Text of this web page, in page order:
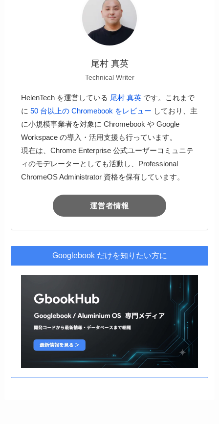
尾村 真英
Technical Writer
HelenTech を運営している 尾村 真英です。これまで
に 50 台以上の Chromebook をレビュー しており、主
に小規模事業者を対象に Chromebook や Google
Workspace の導入・活用支援も行っています。
現在は、Chrome Enterprise 公式ユーザーコミュニテ
ィのモデレーターとしても活動し、Professional
ChromeOS Administrator 資格を保有しています。
運営者情報
Googlebook だけを知りたい方に